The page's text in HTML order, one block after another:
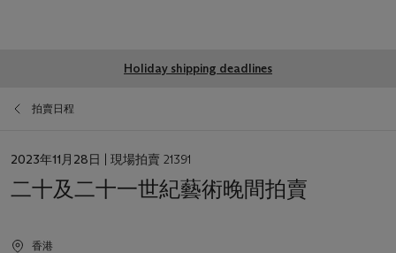
Global
Holiday shipping deadlines
拍賣日程
日
2023年11月28日 | 現場拍賣 21391
二十及二十一世紀藝術晚間拍賣
香港